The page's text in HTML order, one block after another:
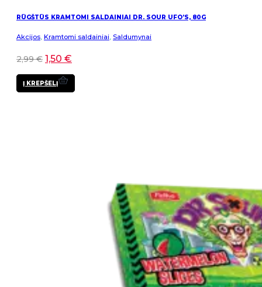
RŪGŠTŪS KRAMTOMI SALDAINIAI DR. SOUR UFO’S, 80G
Akcijos, Kramtomi saldainiai, Saldumynai
2,99€ 1,50 €
Į KREPŠELĮ